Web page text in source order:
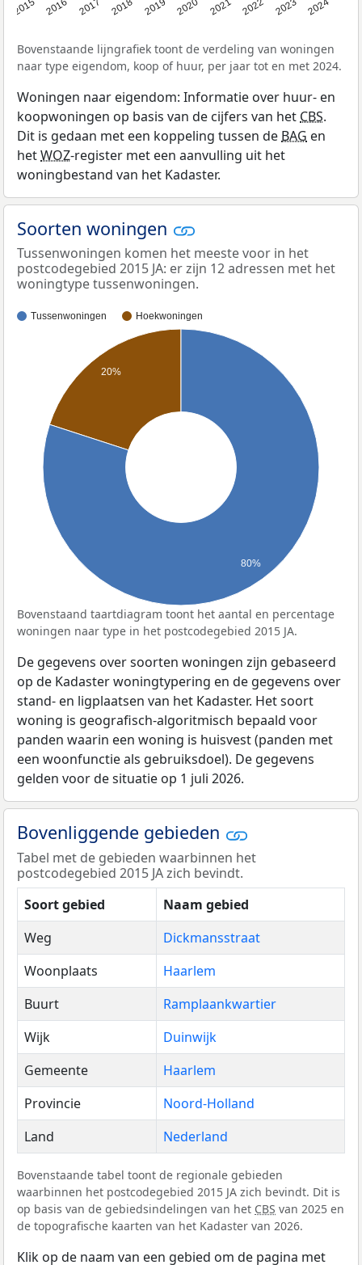
2015 2016 2017 2018 2019 2020 2021 2022 2023 2024
Bovenstaande lijngrafiek toont de verdeling van woningen
naar type eigendom, koop of huur, per jaar tot en met 2024.
Woningen naar eigendom: Informatie over huur- en
koopwoningen op basis van de cijfers van het CBS.
Dit is gedaan met een koppeling tussen de BAG en
hetWOZ-register met een aanvulling uit het
woningbestand van het Kadaster.
Soorten woningen
Tussenwoningen komen het meeste voor in het
postcodegebied 2015 JA: er zijn 12 adressen met het
woningtype tussenwoningen.
Tussenwoningen Hoekwoningen
20%
80%
Bovenstaand taartdiagram toont het aantal en percentage
woningen naar type in het postcodegebied 2015 JA.
De gegevens over soorten woningen zijn gebaseerd
op de Kadaster woningtypering en de gegevens over
stand- en ligplaatsen van het Kadaster. Het soort
woning is geografisch-algoritmisch bepaald voor
panden waarin een woning is huisvest (panden met
een woonfunctie als gebruiksdoel). De gegevens
gelden voor de situatie op 1 juli 2026.
Bovenliggende gebieden
Tabel met de gebieden waarbinnen het
postcodegebied 2015 JA zich bevindt.
Soort gebied
Naam gebied
Weg
Dickmansstraat
Woonplaats
Haarlem
Buurt
Ramplaankwartier
Wijk
Duinwijk
Gemeente
Haarlem
Provincie
Noord-Holland
Land
Nederland
Bovenstaande tabel toont de regionale gebieden
waarbinnen het postcodegebied 2015 JA zich bevindt. Dit is
op basis van de gebiedsindelingen van het CBS van 2025 en
de topografische kaarten van het Kadaster van 2026.
Klik op de naam van een gebied om de pagina met